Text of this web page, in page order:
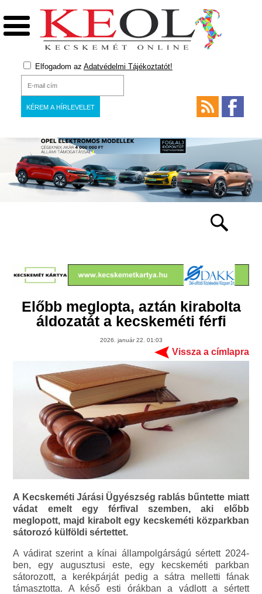
Elfogadom az Adatvédelmi Tájékoztatót!
Előbb meglopta, aztán kirabolta
áldozatát a kecskeméti férfi
2026. január 22. 01:03
Vissza a címlapra
A Kecskeméti Járási Ügyészség rablás bűntette miatt
vádat emelt egy férfival szemben, aki előbb
meglopott, majd kirabolt egy kecskeméti közparkban
sátorozó külföldi sértettet.
A vádirat szerint a kínai állampolgárságú sértett 2024-
ben, egy augusztusi este, egy kecskeméti parkban
sátorozott, a kerékpárját pedig a sátra melletti fának
támasztotta. A késő esti órákban a vádlott a sértett